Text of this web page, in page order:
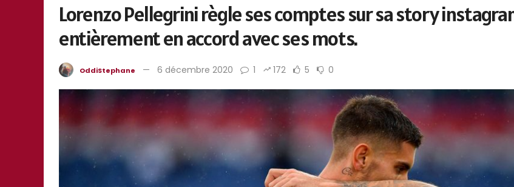
Lorenzo Pellegrini règle ses comptes sur sa story
entièrement en accord avec ses mots.
OddiStephane 6 décembre 2020 1 172 5 0